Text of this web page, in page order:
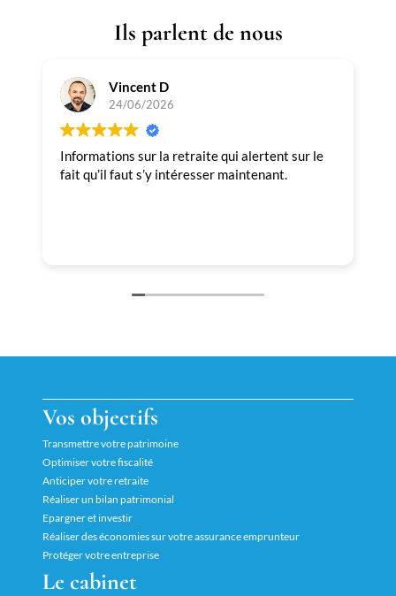
Ils parlent de nous
Vincent D
24/06/2026
Informations sur la retraite qui alertent sur le
fait qu’il faut s’y intéresser maintenant.
Vos objectifs
Transmettre votre patrimoine
Optimiser votre fiscalité
Anticiper votre retraite
Réaliser un bilan patrimonial
Epargner et investir
Réaliser des économies sur votre assurance emprunteur
Protéger votre entreprise
Le cabinet